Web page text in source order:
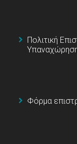
Πολιτική
Φόρμα